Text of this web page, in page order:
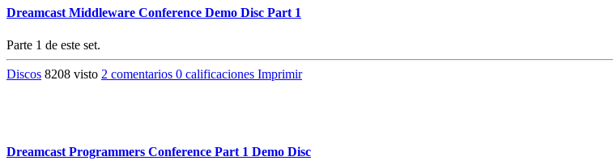
Dreamcast Middleware Conference Demo Disc Part 1
Parte 1 de este set.
Discos 8208 visto 2 comentarios 0 calificaciones Imprimir
Dreamcast Programmers Conference Part 1 Demo Disc